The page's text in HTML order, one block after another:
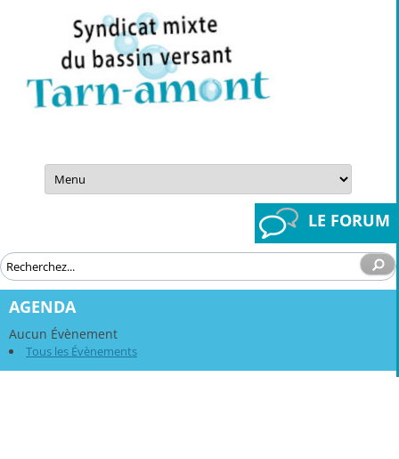
Aller
contenu
LE FORUM
AGENDA
Aucun Évènement
Tous les Évènements